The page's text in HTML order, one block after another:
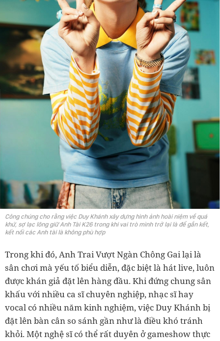
Công chúng cho rằng việc Duy Khánh xây dựng hình ảnh hoài niệm về quá
khứ, sợ lạc lõng giữ Anh Tài K26 trong khi vai trò mình trở lại là để gắn kết,
kết nối các Anh tài là không phù hợp
Trong khi đó, Anh Trai Vượt Ngàn Chông Gai lại là
sân chơi mà yếu tố biểu diễn, đặc biệt là hát live, luôn
được khán giả đặt lên hàng đầu. Khi đứng chung sân
khấu với nhiều ca sĩ chuyên nghiệp, nhạc sĩ hay
vocal có nhiều năm kinh nghiệm, việc Duy Khánh bị
đặt lên bàn cân so sánh gần như là điều khó tránh
khỏi. Một nghệ sĩ có thể rất duyên ở gameshow thực